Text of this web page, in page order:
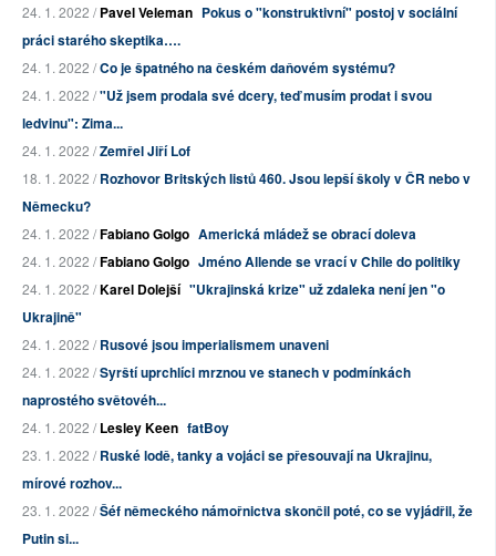
24. 1. 2022 /Pavel Veleman Pokus o "konstruktivní" postoj v sociální
práci starého skeptika….
24. 1. 2022 /Co je špatného na českém daňovém systému?
24. 1. 2022 /"Už jsem prodala své dcery, teď musím prodat i svou
ledvinu": Zima...
24. 1. 2022 /Zemřel Jiří Lof
18. 1. 2022 /Rozhovor Britských listů 460. Jsou lepší školy v ČR nebo v
Německu?
24. 1. 2022 /Fabiano Golgo Americká mládež se obrací doleva
24. 1. 2022 /Fabiano Golgo Jméno Allende se vrací v Chile do politiky
24. 1. 2022 /Karel Dolejší "Ukrajinská krize" už zdaleka není jen "o
Ukrajině"
24. 1. 2022 /Rusové jsou imperialismem unaveni
24. 1. 2022 /Syrští uprchlíci mrznou ve stanech v podmínkách
naprostého světovéh...
24. 1. 2022 /Lesley Keen fatBoy
23. 1. 2022 /Ruské lodě, tanky a vojáci se přesouvají na Ukrajinu,
mírové rozhov...
23. 1. 2022 /Šéf německého námořnictva skončil poté, co se vyjádřil, že
Putin si...